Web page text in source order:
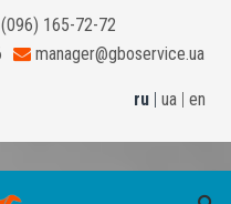
165-72-72
manager@gboservice.ua
ru | ua | en